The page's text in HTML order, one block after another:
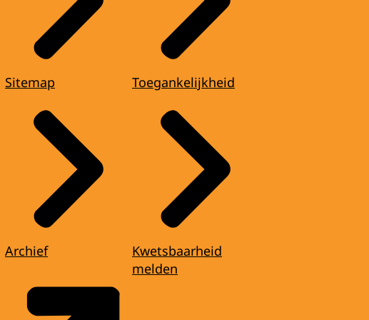
Sitemap
Archief
Toegankelijkheid
Kwetsbaarheid
melden